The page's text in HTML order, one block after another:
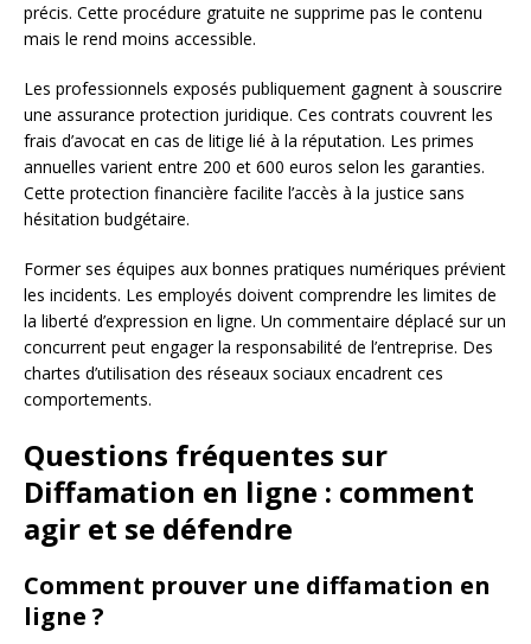
précis. Cette procédure gratuite ne supprime pas le contenu
mais le rend moins accessible.
Les professionnels exposés publiquement gagnent à souscrire
une assurance protection juridique. Ces contrats couvrent les
frais d’avocat en cas de litige lié à la réputation. Les primes
annuelles varient entre 200 et 600 euros selon les garanties.
Cette protection financière facilite l’accès à la justice sans
hésitation budgétaire.
Former ses équipes aux bonnes pratiques numériques prévient
les incidents. Les employés doivent comprendre les limites de
la liberté d’expression en ligne. Un commentaire déplacé sur un
concurrent peut engager la responsabilité de l’entreprise. Des
chartes d’utilisation des réseaux sociaux encadrent ces
comportements.
Questions fréquentes sur
Diffamation en ligne : comment
agir et se défendre
Comment prouver une diffamation en
ligne ?